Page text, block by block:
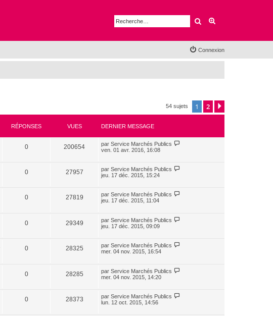
Rechercher
Connexion
54 sujets 1 2
RÉPONSES VUES DERNIER MESSAGE
0 200654 par Service Marchés Publics
ven. 01 avr. 2016, 16:08
0 27957 par Service Marchés Publics
jeu. 17 déc. 2015, 15:24
0 27819 par Service Marchés Publics
jeu. 17 déc. 2015, 11:04
0 29349 par Service Marchés Publics
jeu. 17 déc. 2015, 09:09
0 28325 par Service Marchés Publics
mer. 04 nov. 2015, 16:54
0 28285 par Service Marchés Publics
mer. 04 nov. 2015, 14:20
0 28373 par Service Marchés Publics
lun. 12 oct. 2015, 14:56